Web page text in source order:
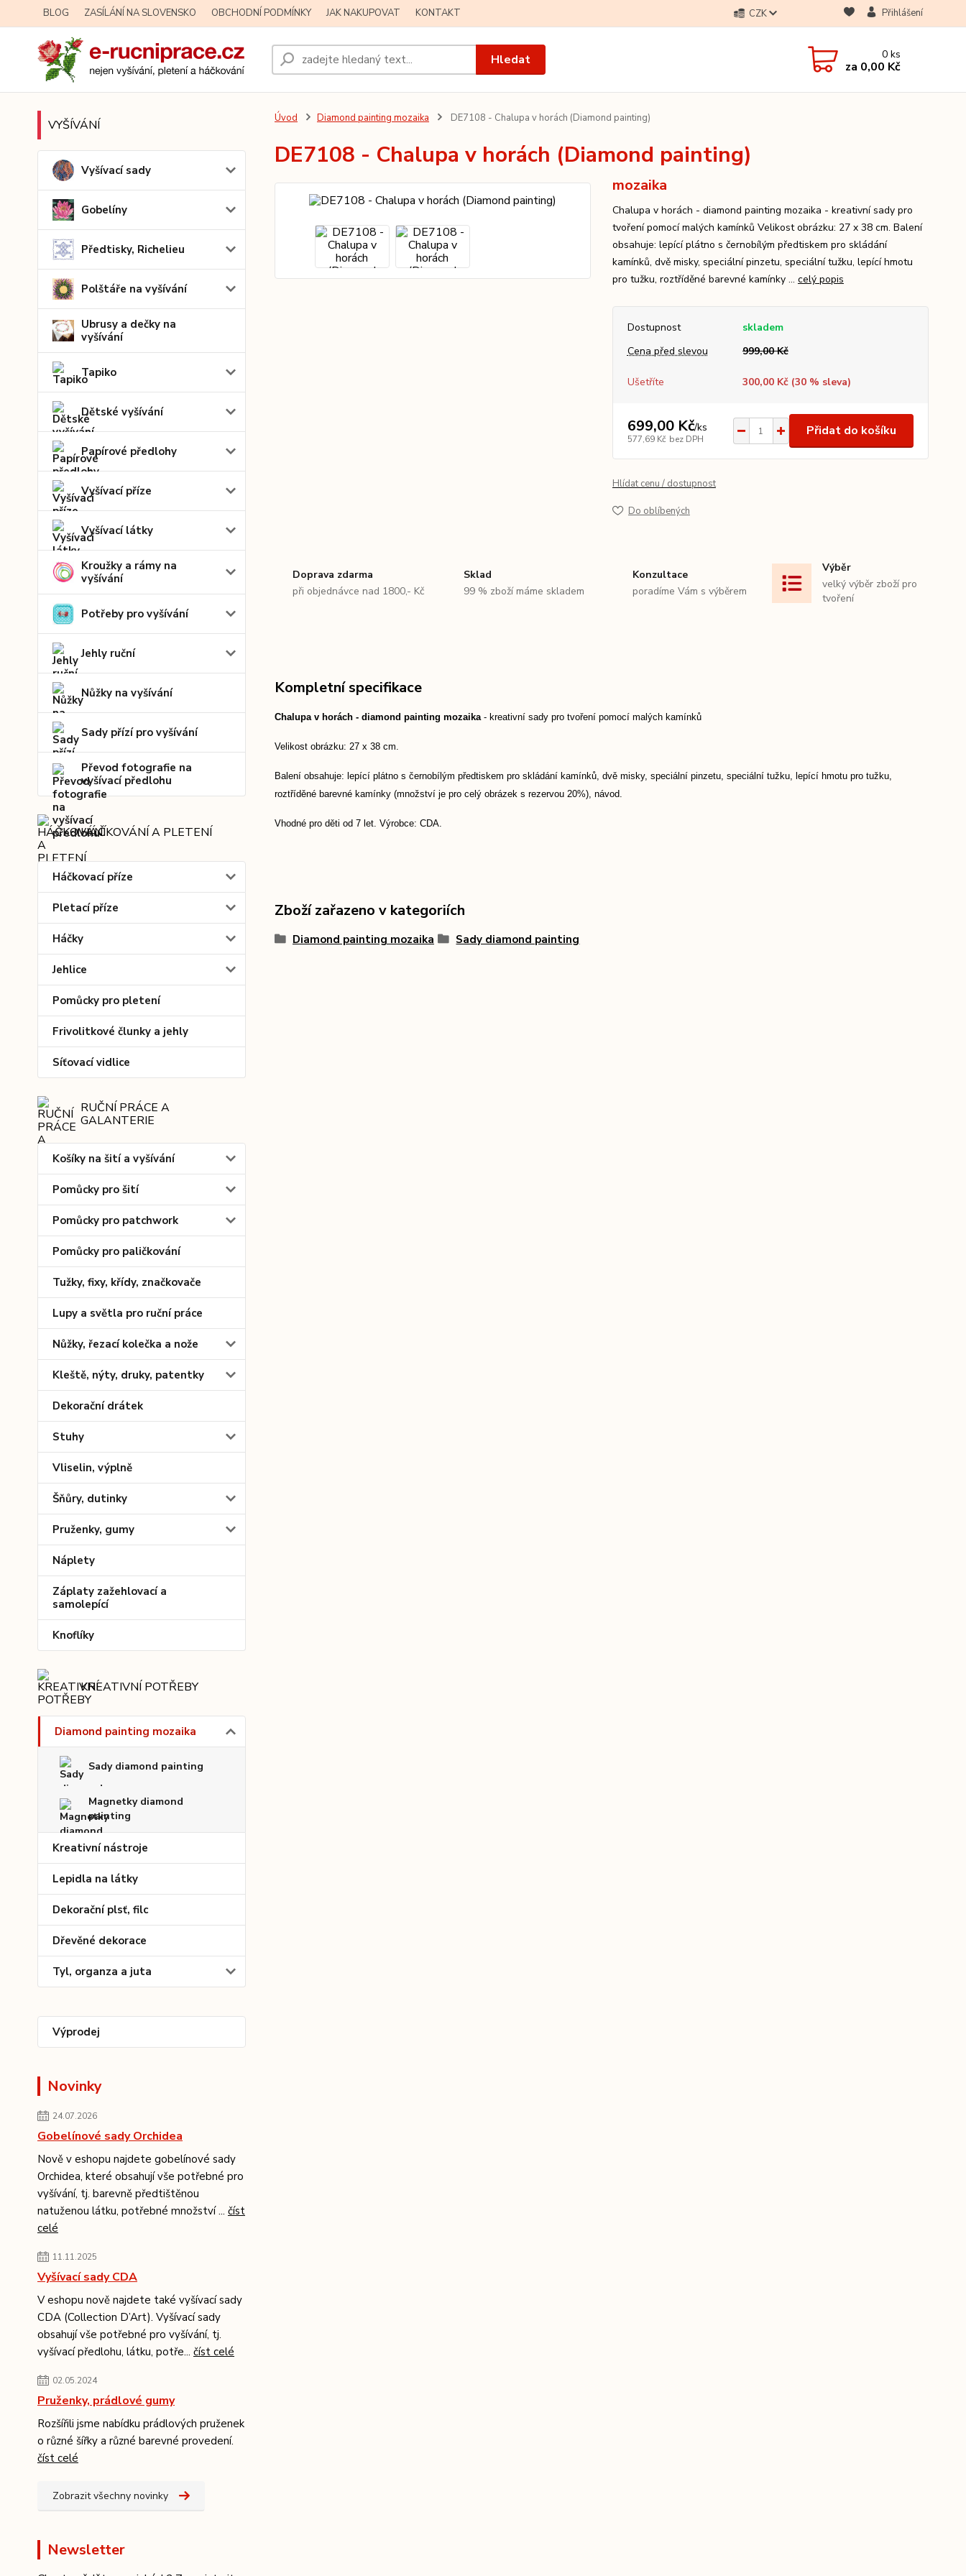
BLOG ZASÍLÁNÍ NA SLOVENSKO OBCHODNÍ PODMÍNKY JAK NAKUPOVAT KONTAKT CZK Přihlášení
Hledat 0ks
za 0,00 Kč
VYŠÍVÁNÍ
Vyšívací sady
Gobelíny
Předtisky, Richelieu
Polštáře na vyšívání
Ubrusy a dečky na
vyšívání
Tapiko
Dětské vyšívání
Papírové předlohy
Vyšívací příze
Vyšívací látky
Kroužky a rámy na
vyšívání
Potřeby pro vyšívání
Jehly ruční
Nůžky na vyšívání
Sady přízí pro vyšívání
Převod fotografie na
vyšívací předlohu
HÁČKOVÁNÍ A PLETENÍ
Háčkovací příze
Pletací příze
Háčky
Jehlice
Pomůcky pro pletení
Frivolitkové člunky a jehly
Síťovací vidlice
RUČNÍ PRÁCE A
GALANTERIE
Košíky na šití a vyšívání
Pomůcky pro šití
Pomůcky pro patchwork
Pomůcky pro paličkování
Tužky, fixy, křídy, značkovače
Lupy a světla pro ruční práce
Nůžky, řezací kolečka a nože
Kleště, nýty, druky, patentky
Dekorační drátek
Stuhy
Vliselin, výplně
Šňůry, dutinky
Pruženky, gumy
Náplety
Záplaty zažehlovací a
samolepící
Knoflíky
KREATIVNÍ POTŘEBY
Diamond painting mozaika
Sady diamond painting
Magnetky diamond
painting
Kreativní nástroje
Lepidla na látky
Dekorační plsť, filc
Dřevěné dekorace
Tyl, organza a juta
Výprodej
Novinky
24.07.2026
Gobelínové sady Orchidea
Nově v eshopu najdete gobelínové sady
Orchidea, které obsahují vše potřebné pro
vyšívání, tj. barevně předtištěnou
natuženou látku, potřebné množství ... číst
celé
11.11.2025
Vyšívací sady CDA
V eshopu nově najdete také vyšívací sady
CDA (Collection D’Art). Vyšívací sady
obsahují vše potřebné pro vyšívání, tj.
vyšívací předlohu, látku, potře... číst celé
02.05.2024
Pruženky, prádlové gumy
Rozšířili jsme nabídku prádlových pruženek
o různé šířky a různé barevné provedení.
číst celé
Zobrazit všechny novinky
Newsletter
Úvod Diamond painting mozaika DE7108 - Chalupa v horách (Diamond painting)
DE7108 - Chalupa v horách (Diamond painting)
mozaika
Chalupa v horách - diamond painting mozaika - kreativní sady pro
tvoření pomocí malých kamínků Velikost obrázku: 27 x 38 cm. Balení
obsahuje: lepící plátno s černobílým předtiskem pro skládání
kamínků, dvě misky, speciální pinzetu, speciální tužku, lepící hmotu
pro tužku, roztříděné barevné kamínky ... celý popis
Dostupnost
skladem
Cena před slevou
999,00 Kč
Ušetříte 300,00 Kč (30% sleva)
699,00 Kč/ks
577,69 Kč bez DPH
Přidat do košíku
Hlídat cenu / dostupnost
Do oblíbených
Doprava zdarma
při objednávce nad 1800,- Kč
Sklad
99 % zboží máme skladem
Konzultace
poradíme Vám s výběrem
Výběr
velký výběr zboží pro
tvoření
Kompletní specifikace
Chalupa v horách - diamond painting mozaika- kreativní sady pro tvoření pomocí malých kamínků
Velikost obrázku: 27 x 38 cm.
Balení obsahuje: lepící plátno s černobílým předtiskem pro skládání kamínků, dvě misky, speciální pinzetu, speciální tužku, lepící hmotu pro tužku,
roztříděné barevné kamínky (množství je pro celý obrázek s rezervou 20%), návod.
Vhodné pro děti od 7 let. Výrobce: CDA.
Zboží zařazeno v kategoriích
Diamond painting mozaika Sady diamond painting